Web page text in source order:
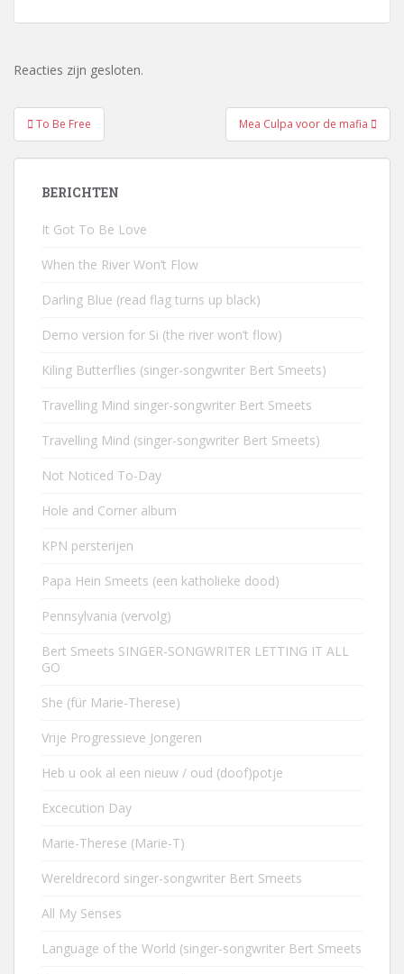
Reacties zijn gesloten.
Bericht
navigatie
To Be Free Mea Culpa voor de mafia
BERICHTEN
It Got To Be Love
When the River Won’t Flow
Darling Blue (read flag turns up black)
Demo version for Si (the river won’t flow)
Kiling Butterflies (singer-songwriter Bert Smeets)
Travelling Mind singer-songwriter Bert Smeets
Travelling Mind (singer-songwriter Bert Smeets)
Not Noticed To-Day
Hole and Corner album
KPN persterijen
Papa Hein Smeets (een katholieke dood)
Pennsylvania (vervolg)
Bert Smeets SINGER-SONGWRITER LETTING IT ALL
GO
She (für Marie-Therese)
Vrije Progressieve Jongeren
Heb u ook al een nieuw / oud (doof)potje
Excecution Day
Marie-Therese (Marie-T)
Wereldrecord singer-songwriter Bert Smeets
All My Senses
Language of the World (singer-songwriter Bert Smeets